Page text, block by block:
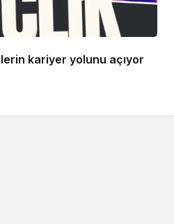
kariyer yolunu açıyor